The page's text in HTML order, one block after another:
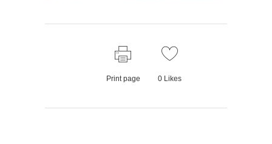
Print page 0Likes